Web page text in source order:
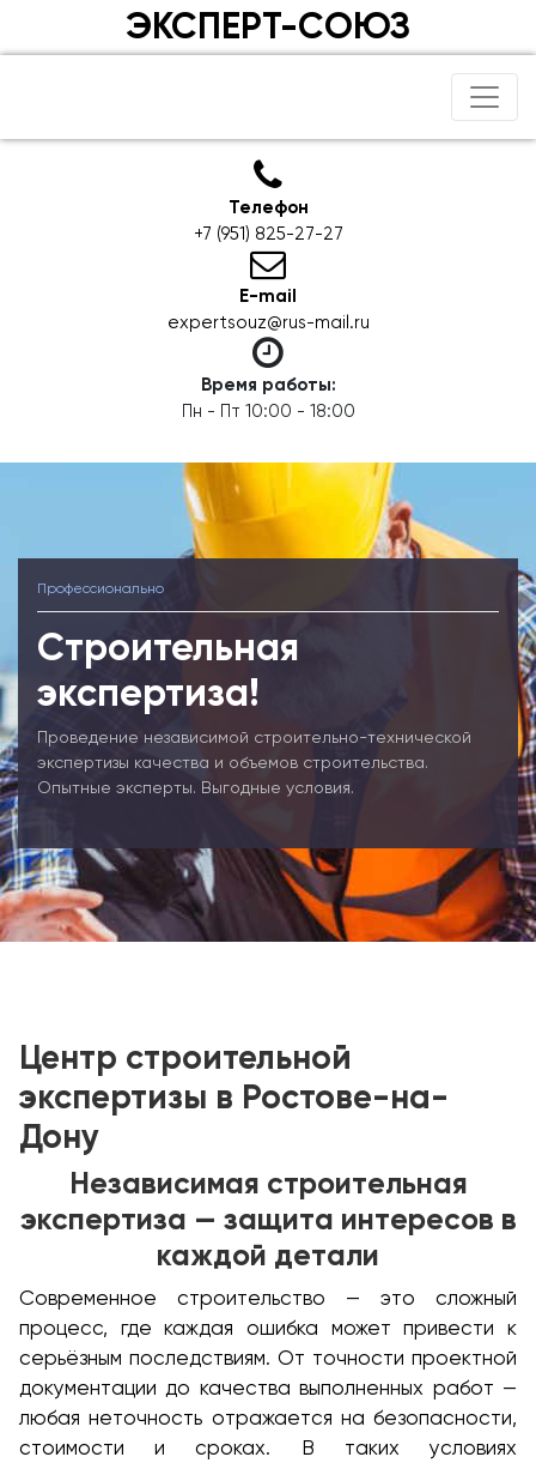
ЭКСПЕРТ-СОЮЗ
Телефон
+7 (951) 825-27-27
E-mail
expertsouz@rus-mail.ru
Время работы:
Пн - Пт 10:00 - 18:00
Профессионально
Строительная
экспертиза!
Проведение независимой строительно-технической
экспертизы качества и объемов строительства.
Опытные эксперты. Выгодные условия.
Центр строительной
экспертизы в Ростове-на-
Дону
Независимая строительная
экспертиза — защита интересов в
каждой детали
Современное строительство — это сложный
процесс, где каждая ошибка может привести к
серьёзным последствиям. От точности проектной
документации до качества выполненных работ —
любая неточность отражается на безопасности,
стоимости и сроках. В таких условиях